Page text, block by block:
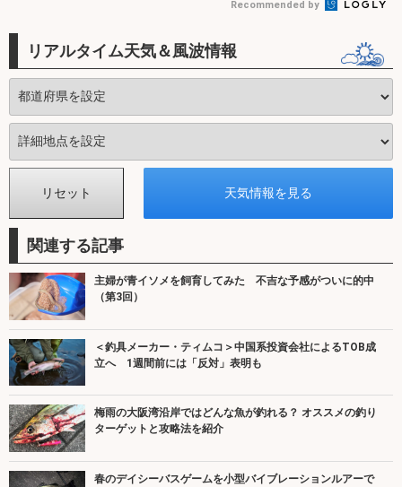
Recommended by
リアルタイム天気＆風波情報
関連する記事
主婦が青イソメを飼育してみた 不吉な予感がついに的中
（第3回）
＜釣具メーカー・ティムコ＞中国系投資会社によるTOB成
立へ 1週間前には「反対」表明も
梅雨の大阪湾沿岸ではどんな魚が釣れる？ オススメの釣り
ターゲットと攻略法を紹介
春のデイシーバスゲームを小型バイブレーションルアーで